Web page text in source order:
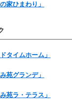
家ひまわり」
タイムホーム」
苑グランデ」
苑ラ・テラス」